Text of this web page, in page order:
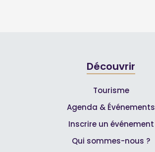
Découvrir
Tourisme
Agenda & Événements
Inscrire un événement
Qui sommes-nous ?